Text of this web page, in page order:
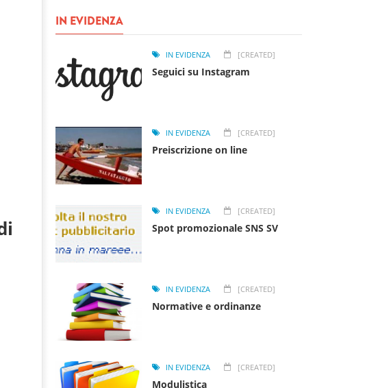
IN EVIDENZA
IN EVIDENZA [CREATED]
Seguici su Instagram
IN EVIDENZA [CREATED]
Preiscrizione on line
IN EVIDENZA [CREATED]
Spot promozionale SNS SV
IN EVIDENZA [CREATED]
Normative e ordinanze
IN EVIDENZA [CREATED]
Modulistica